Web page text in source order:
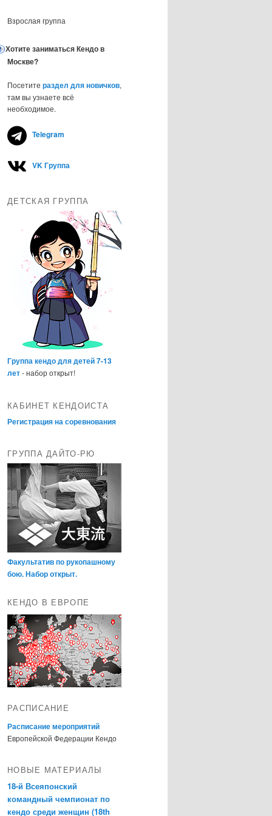
Взрослая группа
Хотите заниматься Кендо в
Москве?
Посетите раздел для новичков,
там вы узнаете всё
необходимое.
Telegram
VK Группа
ДЕТСКАЯ ГРУППА
Группа кендо для детей 7-13
лет- набор открыт!
КАБИНЕТ КЕНДОИСТА
Регистрация на соревнования
ГРУППА ДАЙТО-РЮ
Факультатив по рукопашному
бою. Набор открыт.
КЕНДО В ЕВРОПЕ
РАСПИСАНИЕ
Расписание мероприятий
Европейской Федерации Кендо
НОВЫЕ МАТЕРИАЛЫ
18-й Всеяпонский
командный чемпионат по
кендо среди женщин (18th